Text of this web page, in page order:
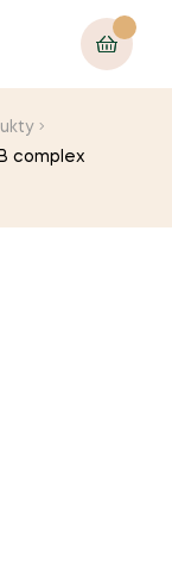
complex